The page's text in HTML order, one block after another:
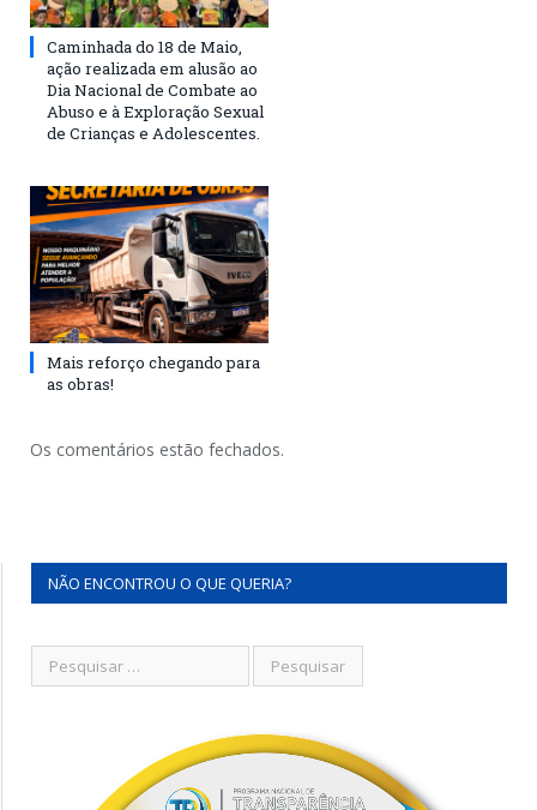
Caminhada do 18 de Maio,
ação realizada em alusão ao
Dia Nacional de Combate ao
Abuso e à Exploração Sexual
de Crianças e Adolescentes.
Mais reforço chegando para
as obras!
Os comentários estão fechados.
NÃO ENCONTROU O QUE QUERIA?